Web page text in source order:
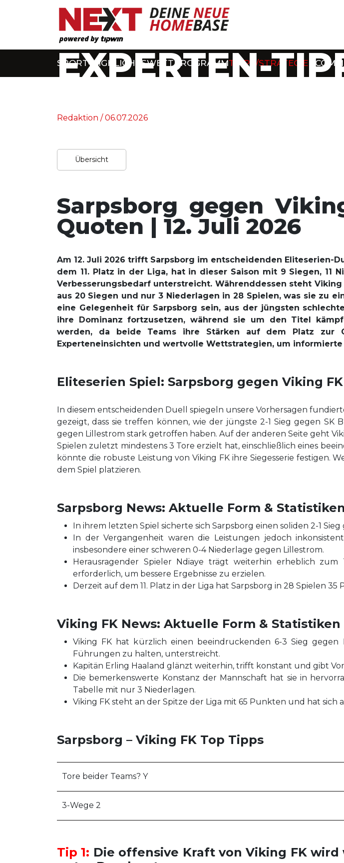
SPORT-HIGHLIGHTSWETTPROGRAMMTIPPS/STRATEGIEN
EXPERTEN-
Redaktion / 06.07.2026
Übersicht
Sarpsborg gegen
Quoten | 12. Juli 2026
Am 12. Juli 2026 trifft Sarpsborg im entscheidenden Eliteserien-
dem 11. Platz in der Liga, hat in dieser Saison mit 9 Siegen, 11
Verbesserungsbedarf unterstreicht. Währenddessen steht
aus 20 Siegen und nur 3 Niederlagen in 28 Spielen, was sie zu
eine Gelegenheit für Sarpsborg sein, aus der jüngsten
ihre Dominanz fortzusetzen, während sie um den Titel
werden, da beide Teams ihre Stärken auf dem Platz zur
Experteneinsichten und wertvolle Wettstrategien, um
Eliteserien Spiel: Sarpsborg gegen Viking
In diesem entscheidenden Duell spiegeln unsere Vorhersagen
gezeigt, dass sie treffen können, wie der jüngste 2-1 Sieg gegen SK
gegen Lillestrom stark getroffen haben. Auf der anderen Seite geht
Spielen zuletzt mindestens 3 Tore erzielt hat, einschließlich eines
könnte die robuste Leistung von Viking FK ihre Siegesserie festigen.
dem Spiel platzieren.
Sarpsborg News: Aktuelle Form & Statistiken
In ihrem letzten Spiel sicherte sich Sarpsborg einen soliden 2-1
In der Vergangenheit waren die Leistungen jedoch
insbesondere einer schweren 0-4 Niederlage gegen Lillestrom.
Herausragender Spieler Ndiaye trägt weiterhin erheblich
erforderlich, um bessere Ergebnisse zu erzielen.
Derzeit auf dem 11. Platz in der Liga hat Sarpsborg in 28 Spielen
Viking FK News: Aktuelle Form & Statistiken
Viking FK hat kürzlich einen beeindruckenden 6-3 Sieg
Führungen zu halten, unterstreicht.
Kapitän Erling Haaland glänzt weiterhin, trifft konstant und gibt
Die bemerkenswerte Konstanz der Mannschaft hat sie in
Tabelle mit nur 3 Niederlagen.
Viking FK steht an der Spitze der Liga mit 65 Punkten und hat
Sarpsborg – Viking FK Top Tipps
Tore beider Teams? Y
3-Wege 2
Tip 1: Die offensive Kraft von Viking FK